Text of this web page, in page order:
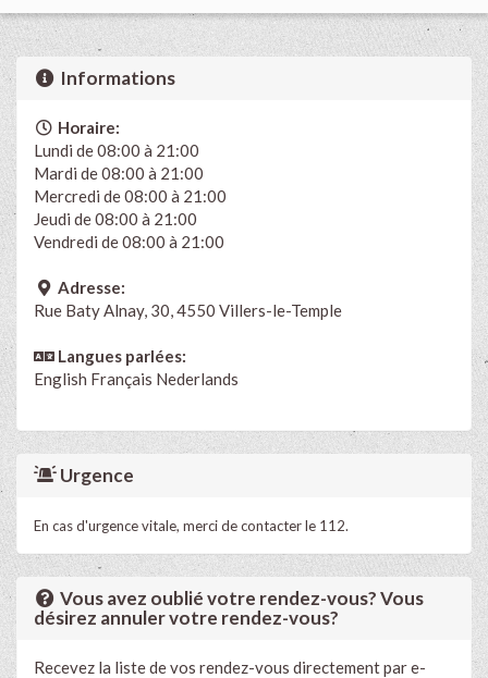
Informations
Horaire:
Lundi de 08:00 à 21:00
Mardi de 08:00 à 21:00
Mercredi de 08:00 à 21:00
Jeudi de 08:00 à 21:00
Vendredi de 08:00 à 21:00
Adresse:
Rue Baty Alnay, 30, 4550 Villers-le-Temple
Langues parlées:
English Français Nederlands
Urgence
En cas d'urgence vitale, merci de contacter le 112.
Vous avez oublié votre rendez-vous? Vous
désirez annuler votre rendez-vous?
Recevez la liste de vos rendez-vous directement par e-